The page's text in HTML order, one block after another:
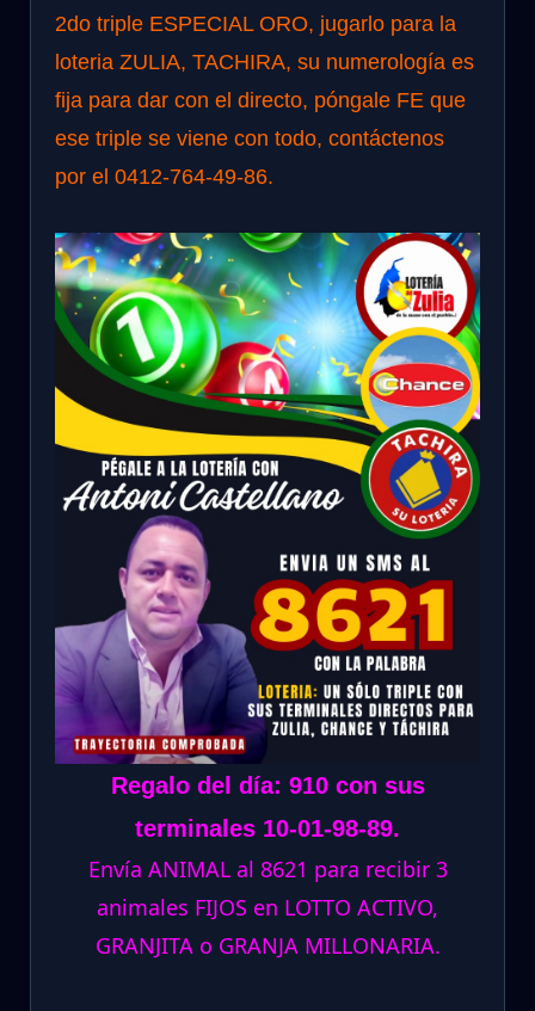
2do triple ESPECIAL ORO, jugarlo para la
loteria ZULIA, TACHIRA, su numerología es
fija para dar con el directo, póngale FE que
ese triple se viene con todo, contáctenos
por el 0412-764-49-86.
Regalo del día: 910 con sus
terminales 10-01-98-89.
Envía ANIMAL al 8621 para recibir 3
animales FIJOS en LOTTO ACTIVO,
GRANJITA o GRANJA MILLONARIA.